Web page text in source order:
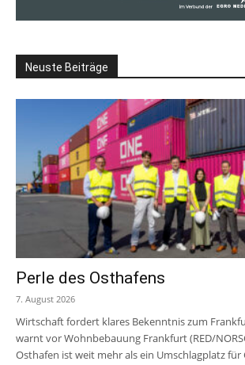
Neuste Beiträge
Perle des Osthafens
7. August 2026
Wirtschaft fordert klares Bekenntnis zum
warnt vor Wohnbebauung Frankfurt (RED/
Osthafen ist weit mehr als ein Umschlagplatz für